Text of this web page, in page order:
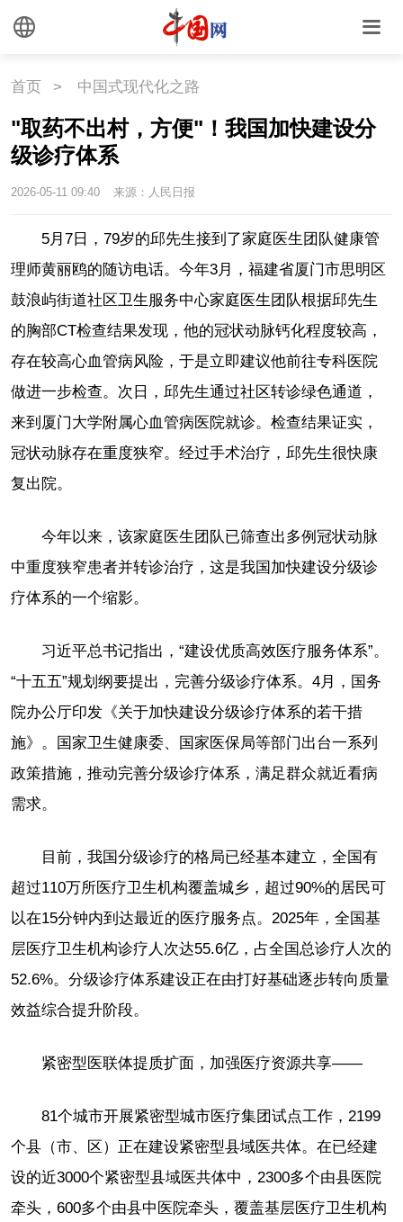
首页 > 中国式现代化之路
"取药不出村，方便"！我国加快建设分
级诊疗体系
2026-05-11 09:40 来源：人民日报
5月7日，79岁的邱先生接到了家庭医生团队健康管
理师黄丽鸥的随访电话。今年3月，福建省厦门市思明区
鼓浪屿街道社区卫生服务中心家庭医生团队根据邱先生
的胸部CT检查结果发现，他的冠状动脉钙化程度较高，
存在较高心血管病风险，于是立即建议他前往专科医院
做进一步检查。次日，邱先生通过社区转诊绿色通道，
来到厦门大学附属心血管病医院就诊。检查结果证实，
冠状动脉存在重度狭窄。经过手术治疗，邱先生很快康
复出院。
今年以来，该家庭医生团队已筛查出多例冠状动脉
中重度狭窄患者并转诊治疗，这是我国加快建设分级诊
疗体系的一个缩影。
习近平总书记指出，“建设优质高效医疗服务体系”。
“十五五”规划纲要提出，完善分级诊疗体系。4月，国务
院办公厅印发《关于加快建设分级诊疗体系的若干措
施》。国家卫生健康委、国家医保局等部门出台一系列
政策措施，推动完善分级诊疗体系，满足群众就近看病
需求。
目前，我国分级诊疗的格局已经基本建立，全国有
超过110万所医疗卫生机构覆盖城乡，超过90%的居民可
以在15分钟内到达最近的医疗服务点。2025年，全国基
层医疗卫生机构诊疗人次达55.6亿，占全国总诊疗人次的
52.6%。分级诊疗体系建设正在由打好基础逐步转向质量
效益综合提升阶段。
紧密型医联体提质扩面，加强医疗资源共享——
81个城市开展紧密型城市医疗集团试点工作，2199
个县（市、区）正在建设紧密型县域医共体。在已经建
设的近3000个紧密型县域医共体中，2300多个由县医院
牵头，600多个由县中医院牵头，覆盖基层医疗卫生机构